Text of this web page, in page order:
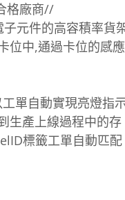
格廠商//
元件的高容積率貨
位中,通過卡位的感
單自動實現亮燈指
生產上線過程中的
標籤工單自動匹